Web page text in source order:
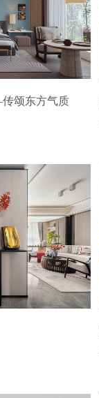
颂东方气质